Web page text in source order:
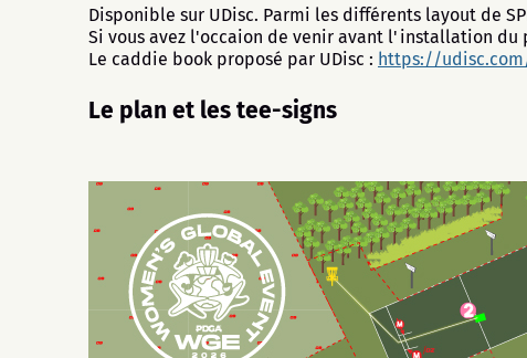
Disponible sur UDisc. Parmi les différents layout de
Si vous avez l'occaion de venir avant l'installation
Le caddie book proposé par UDisc : https://
Le plan et les tee-signs